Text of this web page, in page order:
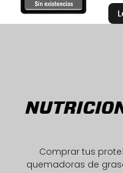
Comprar tus
quemadoras de